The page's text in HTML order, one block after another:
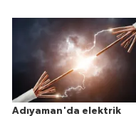
Adıyaman'da elektrik